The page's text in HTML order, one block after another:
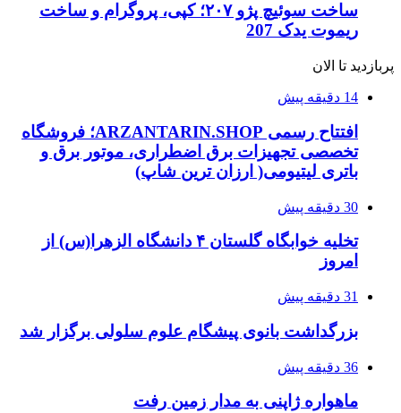
ساخت سوئیچ پژو ۲۰۷؛ کپی، پروگرام و ساخت
ریموت یدک 207
پربازدید تا الان
14 دقیقه پیش
افتتاح رسمی ARZANTARIN.SHOP؛ فروشگاه
تخصصی تجهیزات برق اضطراری، موتور برق و
باتری لیتیومی( ارزان ترین شاپ)
30 دقیقه پیش
تخلیه خوابگاه گلستان ۴ دانشگاه الزهرا(س) از
امروز
31 دقیقه پیش
بزرگداشت بانوی پیشگام علوم سلولی برگزار شد
36 دقیقه پیش
ماهواره ژاپنی به مدار زمین رفت